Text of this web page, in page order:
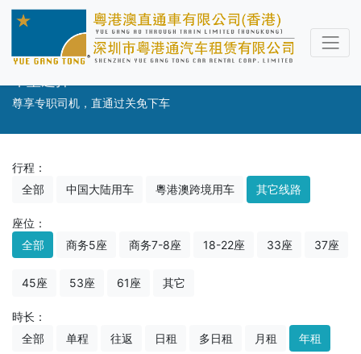
尊享专职司机，直通过关免下车
行程：
全部
中国大陆用车 粵港澳跨境用车 其它线路
座位：
全部
商务5座 商务7-8座 18-22座 33座 37座
45座 53座 61座 其它
時长：
全部
单程 往返 日租 多日租 月租 年租